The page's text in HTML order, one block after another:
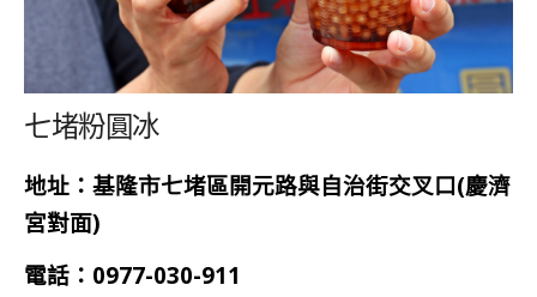
七堵粉圓冰
地址：基隆市七堵區開元路與自治街交叉口(慶濟
宮對面)
電話：0977-030-911